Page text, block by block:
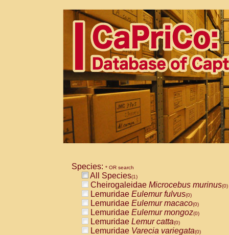
Species: * OR search
All Species(1)
Cheirogaleidae Microcebus murinus(0)
Lemuridae Eulemur fulvus(0)
Lemuridae Eulemur macaco(0)
Lemuridae Eulemur mongoz(0)
Lemuridae Lemur catta(0)
Lemuridae Varecia variegata(0)